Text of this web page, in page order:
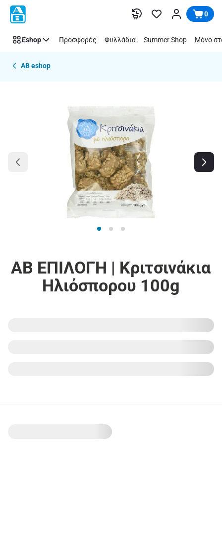
Παράλειψη 0
Eshop Προσφορές Φυλλάδια Summer Shop Μόνο
AB eshop
ΑΒ ΕΠΙΛΟΓΗ | Κριτσινάκια
Ηλιόσπορου 100g